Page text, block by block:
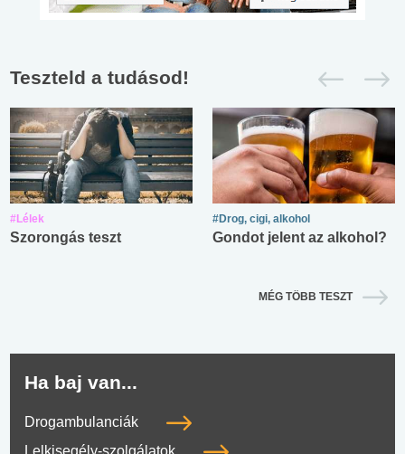
Teszteld a tudásod!
#Lélek
Szorongás teszt
#Drog, cigi, alkohol
Gondot jelent az alkohol?
MÉG TÖBB TESZT
Ha baj van...
Drogambulanciák
Lelkisegély-szolgálatok